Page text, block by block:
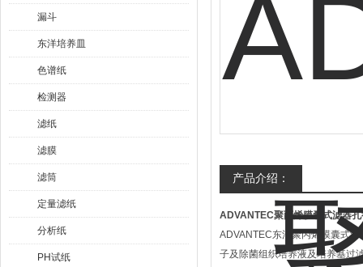
漏斗
东洋培养皿
色谱纸
检测器
滤纸
滤膜
滤筒
定量滤纸
分析纸
PH试纸
产品介绍：
ADVANTEC聚丙烯膜囊式滤器
ADVANTEC东洋聚丙烯膜囊式
子及除菌组织培养液及培养基过